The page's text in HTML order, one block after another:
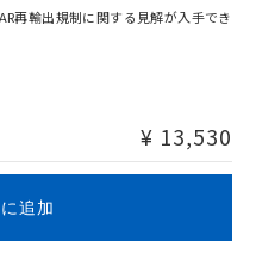
性があります。
再輸出規制に関する見解が入手でき
¥ 13,530
追加